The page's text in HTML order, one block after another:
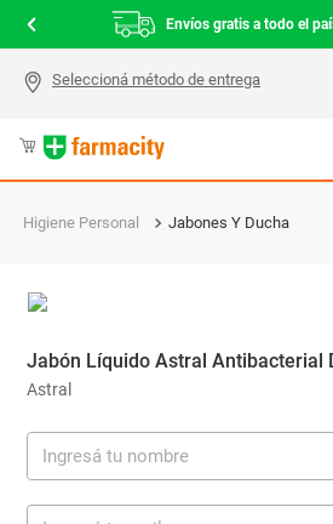
Envíos gratis a todo el
Higiene Personal Jabones Y Ducha
Jabón Líquido Astral Antibacterial
Astral